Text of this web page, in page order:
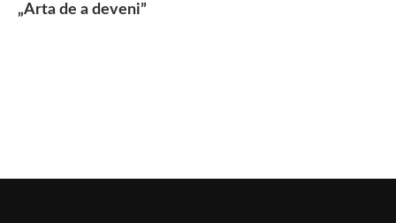
„Arta de a deveni”